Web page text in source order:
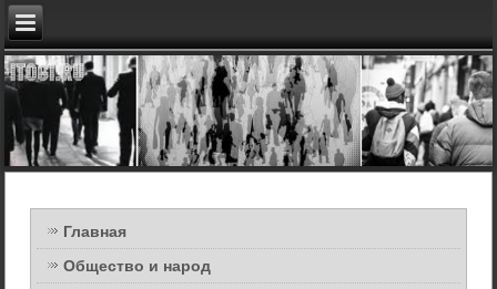
Главная
Общество и народ